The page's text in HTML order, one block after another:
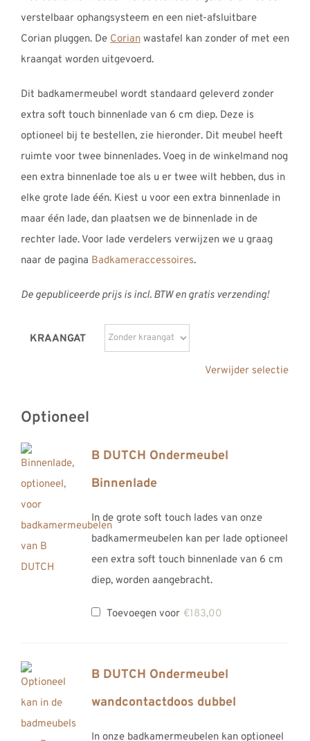
verstelbaar ophangsysteem en een niet-afsluitbare
Corian pluggen. De Corian wastafel kan zonder of met een
kraangat worden uitgevoerd.
Dit badkamermeubel wordt standaard geleverd zonder
extra soft touch binnenlade van 6 cm diep. Deze is
optioneel bij te bestellen, zie hieronder. Dit meubel heeft
ruimte voor twee binnenlades. Voeg in de winkelmand nog
een extra binnenlade toe als u er twee wilt hebben, dus in
elke grote lade één. Kiest u voor een extra binnenlade in
maar één lade, dan plaatsen we de binnenlade in de
rechter lade. Voor lade verdelers verwijzen we u graag
naar de pagina Badkameraccessoires.
De gepubliceerde prijs is incl. BTW en gratis verzending!
KRAANGAT
Verwijder selectie
Optioneel
B DUTCH Ondermeubel
Binnenlade
In de grote soft touch lades van onze
badkamermeubelen kan per lade optioneel
een extra soft touch binnenlade van 6 cm
diep, worden aangebracht.
Toevoegen voor €183,00
B DUTCH Ondermeubel
wandcontactdoos dubbel
In onze badkamermeubelen kan optioneel